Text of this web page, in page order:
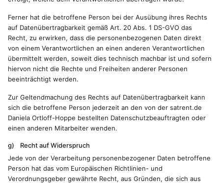
Ferner hat die betroffene Person bei der Ausübung ihres Rechts
auf Datenübertragbarkeit gemäß Art. 20 Abs. 1 DS-GVO das
Recht, zu erwirken, dass die personenbezogenen Daten direkt
von einem Verantwortlichen an einen anderen Verantwortlichen
übermittelt werden, soweit dies technisch machbar ist und sofern
hiervon nicht die Rechte und Freiheiten anderer Personen
beeinträchtigt werden.
Zur Geltendmachung des Rechts auf Datenübertragbarkeit kann
sich die betroffene Person jederzeit an den von der satrent.de
Daniela Ortloff-Hoppe bestellten Datenschutzbeauftragten oder
einen anderen Mitarbeiter wenden.
g) Recht auf Widerspruch
Jede von der Verarbeitung personenbezogener Daten betroffene
Person hat das vom Europäischen Richtlinien- und
Verordnungsgeber gewährte Recht, aus Gründen, die sich aus